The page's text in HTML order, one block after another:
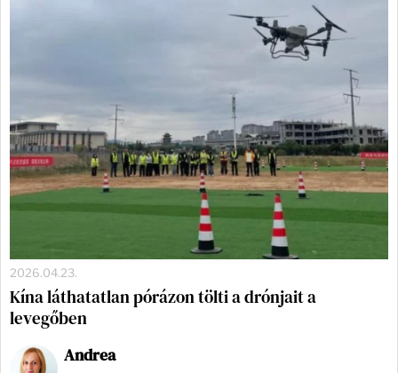
2026.04.23.
Kína láthatatlan pórázon tölti a drónjait a
levegőben
Andrea